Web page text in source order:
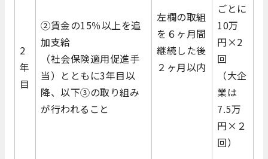
左欄の取組
を６ヶ月間
継続した後
２ヶ月以内
2
年
目
②賃金の15％以上を追
加支給
（社会保険適用促進手
当）とともに3年目以
降、以下③の取り組み
が行われること
ごとに
10万
円×2
回
（大企
業は
7.5万
円×２
回）